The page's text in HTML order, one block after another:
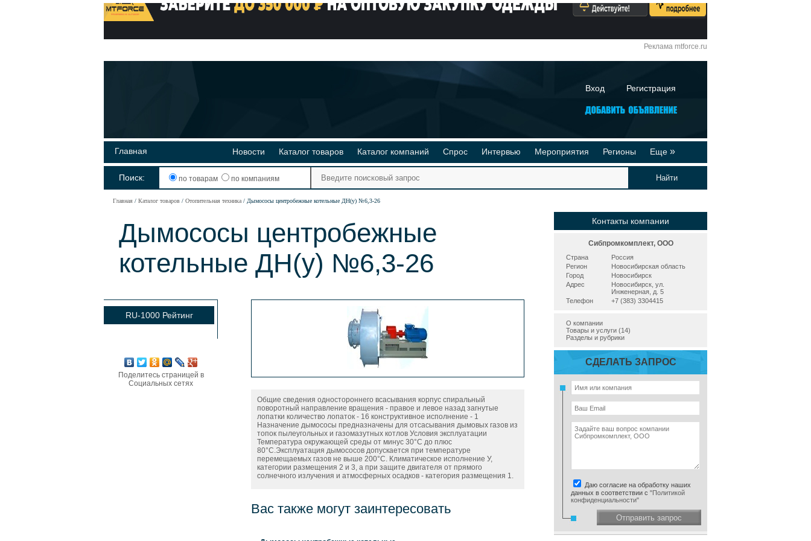
Реклама mtforce.ru
Вход Регистрация
Главная Новости Каталог товаров Каталог компаний Спрос Интервью Мероприятия Регионы Еще »
Реклама на сайте
Поиск: по товарам по компаниям
Главная Каталог товаров Отопительная техника Дымососы центробежные котельные ДН(у) №6,3-26
Дымососы центробежные
котельные ДН(у) №6,3-26
RU-1000 Рейтинг
Поделитесь страницей в
Социальных сетях
Общие сведения одностороннего всасывания корпус спиральный
поворотный направление вращения - правое и левое назад загнутые
лопатки количество лопаток - 16 конструктивное исполнение - 1
Назначение дымососы предназначены для отсасывания дымовых газов из
топок пылеугольных и газомазутных котлов Условия эксплуатации
Температура окружающей среды от минус 30°С до плюс
80°C.Эксплуатация дымососов допускается при температуре
перемещаемых газов не выше 200°С. Климатическое исполнение У,
категории размещения 2 и 3, а при защите двигателя от прямого
солнечного излучения и атмосферных осадков - категория размещения 1.
Вас также могут заинтересовать
Контакты компании
Сибпромкомплект, ООО
Страна
Россия
Регион
Новосибирская область
Город
Новосибирск
Адрес
Новосибирск, ул.
Инженерная, д. 5
Телефон
+7 (383) 3304415
О компании
Товары и услуги (14)
Разделы и рубрики
СДЕЛАТЬ ЗАПРОС
Даю согласие на обработку наших
данных в соответствии с "Политикой
конфиденциальности"
Отправить запрос